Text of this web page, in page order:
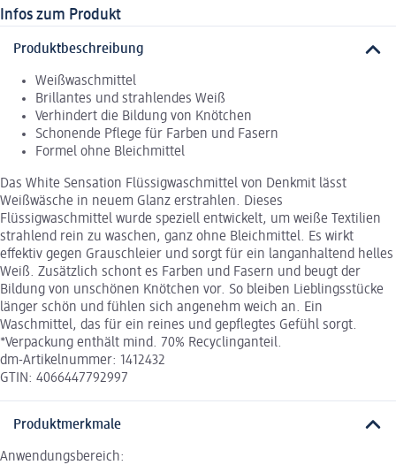
Infos zum Produkt
Produktbeschreibung
Weißwaschmittel
Brillantes und strahlendes Weiß
Verhindert die Bildung von Knötchen
Schonende Pflege für Farben und Fasern
Formel ohne Bleichmittel
Das White Sensation Flüssigwaschmittel von Denkmit lässt
Weißwäsche in neuem Glanz erstrahlen. Dieses
Flüssigwaschmittel wurde speziell entwickelt, um weiße Textilien
strahlend rein zu waschen, ganz ohne Bleichmittel. Es wirkt
effektiv gegen Grauschleier und sorgt für ein langanhaltend helles
Weiß. Zusätzlich schont es Farben und Fasern und beugt der
Bildung von unschönen Knötchen vor. So bleiben Lieblingsstücke
länger schön und fühlen sich angenehm weich an. Ein
Waschmittel, das für ein reines und gepflegtes Gefühl sorgt.
*Verpackung enthält mind. 70% Recyclinganteil.
dm-Artikelnummer: 1412432
GTIN: 4066447792997
Produktmerkmale
Anwendungsbereich: